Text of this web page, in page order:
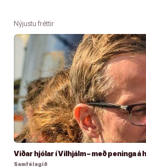
Nýjustu fréttir
Viðar hjólar í Vilhjálm – með peninga á
Samfélagið